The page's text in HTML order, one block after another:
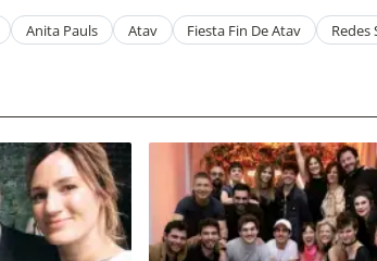
Anita Pauls Atav Fiesta Fin De Atav Redes